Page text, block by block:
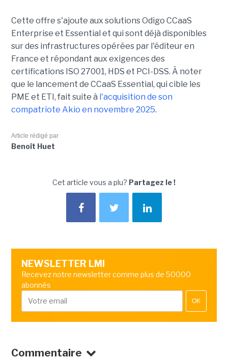
Cette offre s'ajoute aux solutions Odigo CCaaS
Enterprise et Essential et qui sont déjà disponibles
sur des infrastructures opérées par l'éditeur en
France et répondant aux exigences des
certifications ISO 27001, HDS et PCI-DSS. À noter
que le lancement de CCaaS Essential, qui cible les
PME et ETI, fait suite à l'acquisition de son
compatriote Akio en novembre 2025.
Article rédigé par
Benoît Huet
Cet article vous a plu? Partagez le !
NEWSLETTER LMI
Recevez notre newsletter comme plus de 50000
abonnés
OK
Commentaire